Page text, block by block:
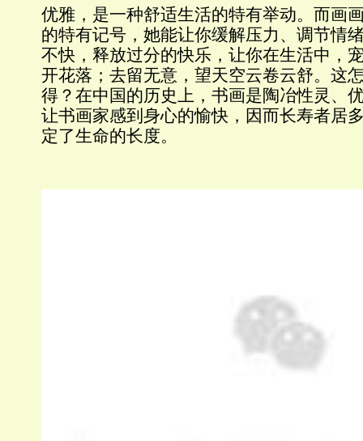
优雅，是一种舒适生活的特有举动。而画
的特有记号，她能让你缓解压力、调节情
不快，释放过分的快乐，让你在生活中，
开花落；去留无意，望天空云卷云舒。这
得？在中国的历史上，书画是陶冶性灵、
让书画家感到身心的愉快，因而长寿者居
定了生命的长度。